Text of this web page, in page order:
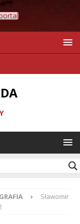
Sławomir